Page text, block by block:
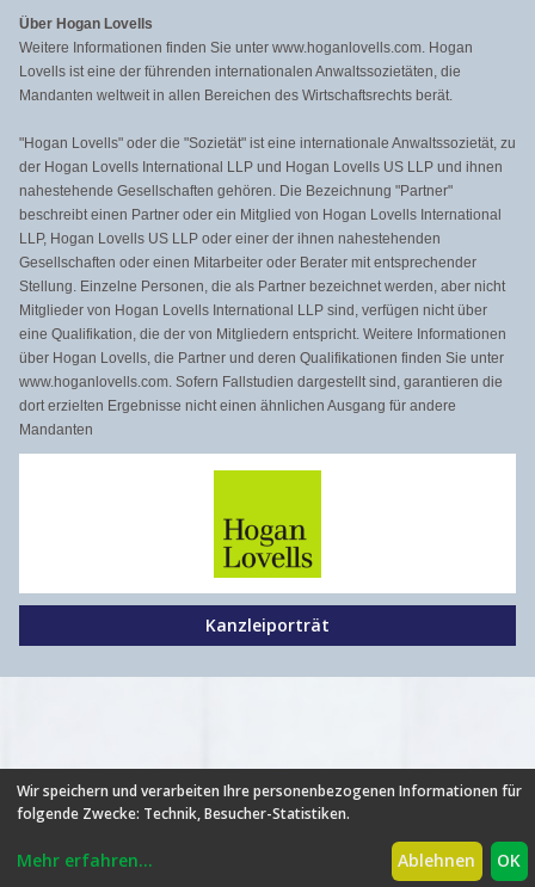
Über Hogan Lovells
Weitere Informationen finden Sie unter www.hoganlovells.com. Hogan
Lovells ist eine der führenden internationalen Anwaltssozietäten, die
Mandanten weltweit in allen Bereichen des Wirtschaftsrechts berät.
"Hogan Lovells" oder die "Sozietät" ist eine internationale Anwaltssozietät, zu
der Hogan Lovells International LLP und Hogan Lovells US LLP und ihnen
nahestehende Gesellschaften gehören. Die Bezeichnung "Partner"
beschreibt einen Partner oder ein Mitglied von Hogan Lovells International
LLP, Hogan Lovells US LLP oder einer der ihnen nahestehenden
Gesellschaften oder einen Mitarbeiter oder Berater mit entsprechender
Stellung. Einzelne Personen, die als Partner bezeichnet werden, aber nicht
Mitglieder von Hogan Lovells International LLP sind, verfügen nicht über
eine Qualifikation, die der von Mitgliedern entspricht. Weitere Informationen
über Hogan Lovells, die Partner und deren Qualifikationen finden Sie unter
www.hoganlovells.com. Sofern Fallstudien dargestellt sind, garantieren die
dort erzielten Ergebnisse nicht einen ähnlichen Ausgang für andere
Mandanten
Kanzleiporträt
HILFE | FAQ | AGB | NUTZUNGSBEDINGUNGEN
| PARTNER
|
PREISE
IMPRESSUM
Wir speichern und verarbeiten Ihre personenbezogenen Informationen für
folgende Zwecke: Technik, Besucher-Statistiken.
Mehr erfahren... Ablehnen OK